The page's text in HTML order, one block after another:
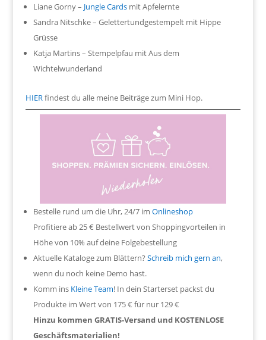
Liane Gorny – Jungle Cardsmit Apfelernte
Sandra Nitschke – Gelettertundgestempelt mit Hippe
Grüsse
Katja Martins – Stempelpfau mit Aus dem
Wichtelwunderland
HIERfindest du alle meine Beiträge zum Mini Hop.
Bestelle rund um die Uhr, 24/7 im Onlineshop
Profitiere ab 25 € Bestellwert von Shoppingvorteilen in
Höhe von 10% auf deine Folgebestellung
Aktuelle Kataloge zum Blättern? Schreib mich gern an,
wenn du noch keine Demo hast.
Komm ins Kleine Team! In dein Starterset packst du
Produkte im Wert von 175 € für nur 129 €
Hinzu kommen GRATIS-Versand und KOSTENLOSE
Geschäftsmaterialien!